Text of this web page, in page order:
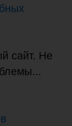
сайт. Не